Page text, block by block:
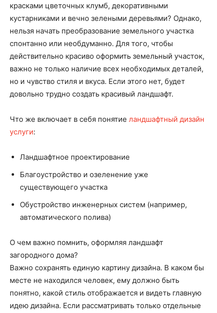
красками цветочных клумб, декоративными
кустарниками и вечно зелеными деревьями? Однако,
нельзя начать преобразование земельного участка
спонтанно или необдуманно. Для того, чтобы
действительно красиво оформить земельный участок,
важно не только наличие всех необходимых деталей,
но и чувство стиля и вкуса. Если этого нет, будет
довольно трудно создать красивый ландшафт.
Что же включает в себя понятие ландшафтный дизайн
услуги:
Ландшафтное проектирование
Благоустройство и озеленение уже
существующего участка
Обустройство инженерных систем (например,
автоматического полива)
О чем важно помнить, оформляя ландшафт
загородного дома?
Важно сохранять единую картину дизайна. В каком бы
месте не находился человек, ему должно быть
понятно, какой стиль отображается и видеть главную
идею дизайна. Если рассматривать только отдельные